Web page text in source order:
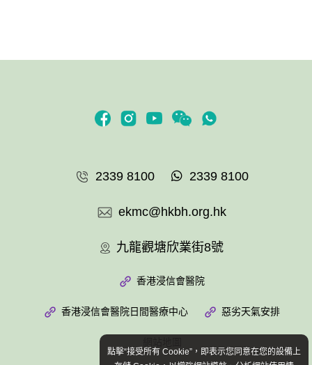
2339 8100 2339 8100
ekmc@hkbh.org.hk
九龍觀塘欣業街8號
香港浸信會醫院
香港浸信會醫院日間醫療中心 惡劣天氣安排
點擊“接受所有 Cookie”，即表示您同意在您的設備上